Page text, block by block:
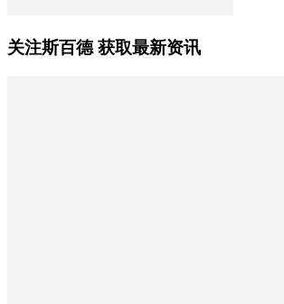
关注斯百德 获取最新资讯